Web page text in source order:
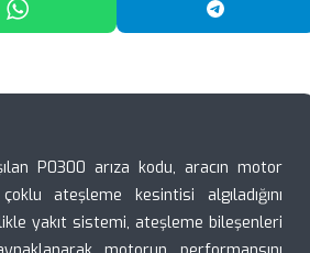
WhatsApp'ta Paylaş
P0300 arıza kodu, aracın motor
ateşleme kesintisi algıladığını
yakıt sistemi, ateşleme bileşenleri